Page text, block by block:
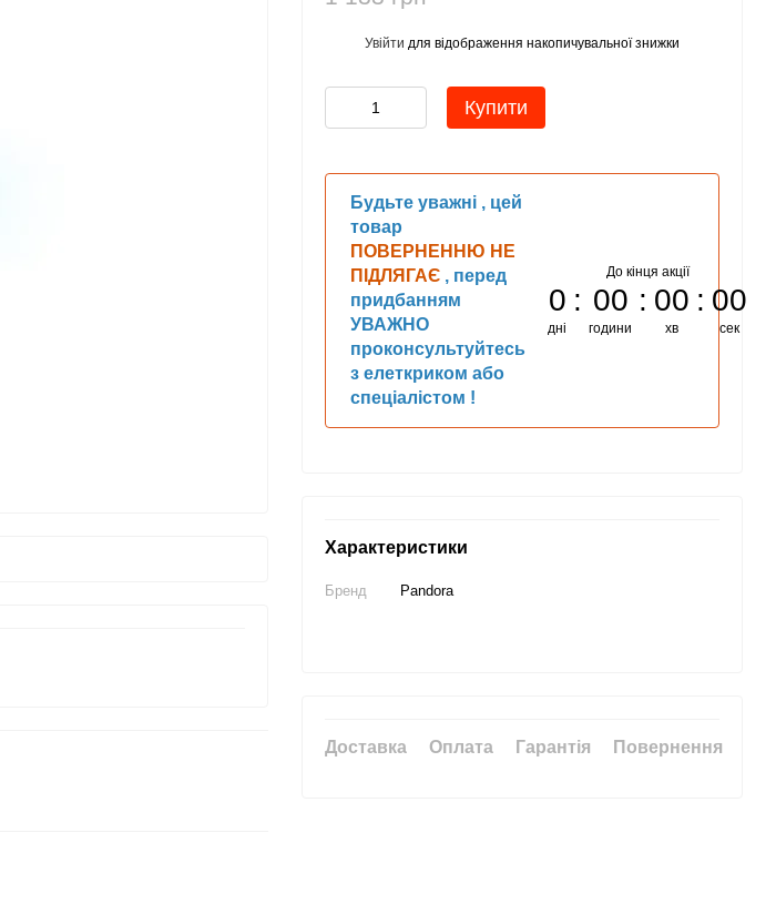
Увійти для відображення накопичувальної знижки
Купити
Будьте уважні , цей
товар
ПОВЕРНЕННЮ НЕ
ПІДЛЯГАЄ , перед
придбанням
УВАЖНО
проконсультуйтесь
з елеткриком або
спеціалістом !
До кінця акції
0
дні
00
години
00
хв
00
сек
Характеристики
Бренд Pandora
Доставка Оплата Гарантія Повернення